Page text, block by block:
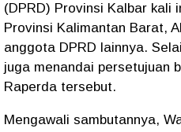
(DPRD) Provinsi Kalbar kali
Provinsi Kalimantan Barat,
anggota DPRD lainnya.
juga menandai persetujuan
Raperda tersebut.
Mengawali sambutannya,